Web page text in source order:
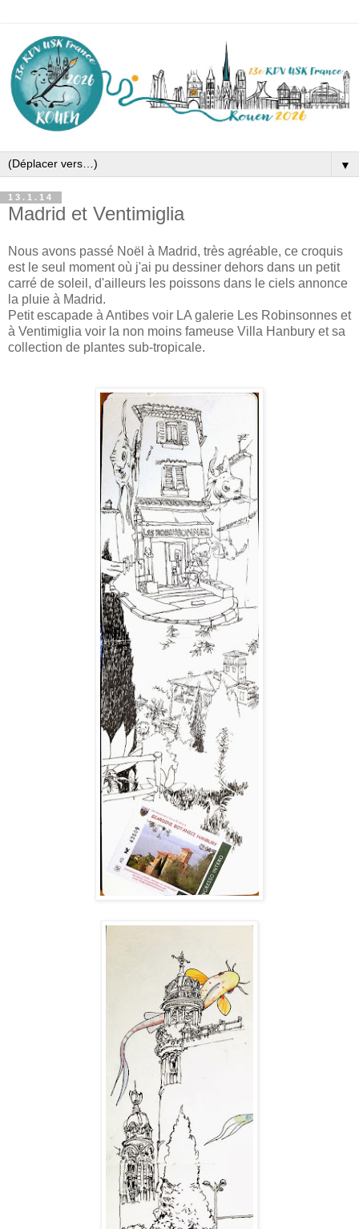
▼
13.1.14
Madrid et Ventimiglia
Nous avons passé Noël à Madrid, très agréable, ce croquis
est le seul moment où j'ai pu dessiner dehors dans un petit
carré de soleil, d'ailleurs les poissons dans le ciels annonce
la pluie à Madrid.
Petit escapade à Antibes voir LA galerie Les Robinsonnes et
à Ventimiglia voir la non moins fameuse Villa Hanbury et sa
collection de plantes sub-tropicale.